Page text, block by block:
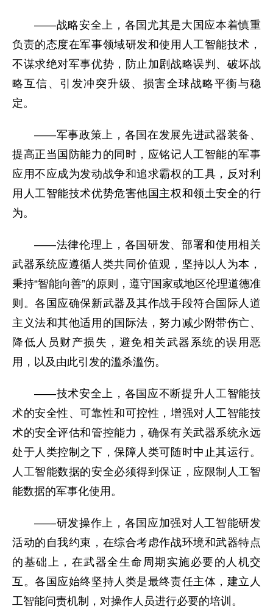
——战略安全上，各国尤其是大国应本着慎重
负责的态度在军事领域研发和使用人工智能技术，
不谋求绝对军事优势，防止加剧战略误判、破坏战
略互信、引发冲突升级、损害全球战略平衡与稳
定。
——军事政策上，各国在发展先进武器装备、
提高正当国防能力的同时，应铭记人工智能的军事
应用不应成为发动战争和追求霸权的工具，反对利
用人工智能技术优势危害他国主权和领土安全的行
为。
——法律伦理上，各国研发、部署和使用相关
武器系统应遵循人类共同价值观，坚持以人为本，
秉持“智能向善”的原则，遵守国家或地区伦理道德准
则。各国应确保新武器及其作战手段符合国际人道
主义法和其他适用的国际法，努力减少附带伤亡、
降低人员财产损失，避免相关武器系统的误用恶
用，以及由此引发的滥杀滥伤。
——技术安全上，各国应不断提升人工智能技
术的安全性、可靠性和可控性，增强对人工智能技
术的安全评估和管控能力，确保有关武器系统永远
处于人类控制之下，保障人类可随时中止其运行。
人工智能数据的安全必须得到保证，应限制人工智
能数据的军事化使用。
——研发操作上，各国应加强对人工智能研发
活动的自我约束，在综合考虑作战环境和武器特点
的基础上，在武器全生命周期实施必要的人机交
互。各国应始终坚持人类是最终责任主体，建立人
工智能问责机制，对操作人员进行必要的培训。